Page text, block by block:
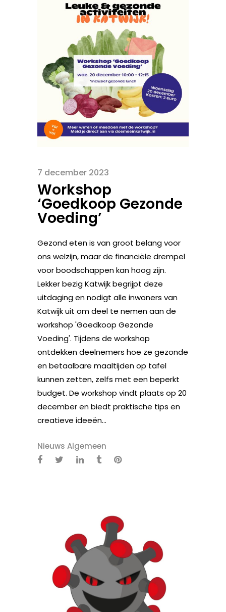
7 december 2023
Workshop
‘Goedkoop Gezonde
Voeding’
Gezond eten is van groot belang voor
ons welzijn, maar de financiële drempel
voor boodschappen kan hoog zijn.
Lekker bezig Katwijk begrijpt deze
uitdaging en nodigt alle inwoners van
Katwijk uit om deel te nemen aan de
workshop 'Goedkoop Gezonde
Voeding'. Tijdens de workshop
ontdekken deelnemers hoe ze gezonde
en betaalbare maaltijden op tafel
kunnen zetten, zelfs met een beperkt
budget. De workshop vindt plaats op 20
december en biedt praktische tips en
creatieve ideeën...
Nieuws Algemeen